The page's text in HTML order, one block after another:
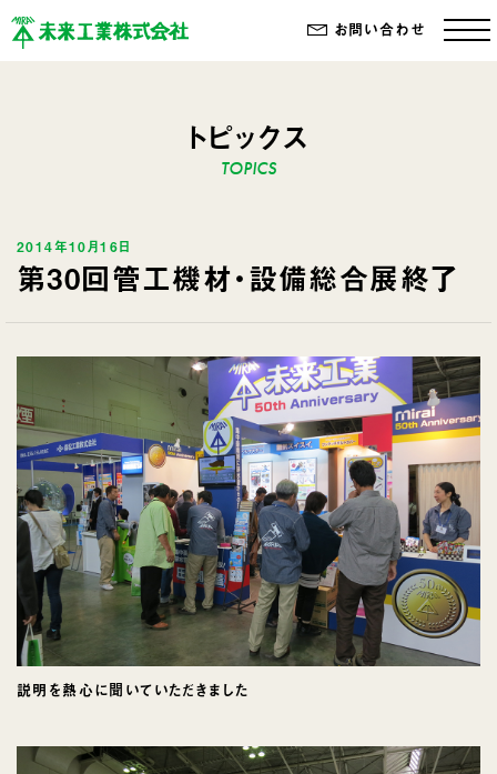
お問い合わせ
トピックス
2014年10月16日
第30回管工機材・設備総合展終了
説明を熱心に聞いていただきました